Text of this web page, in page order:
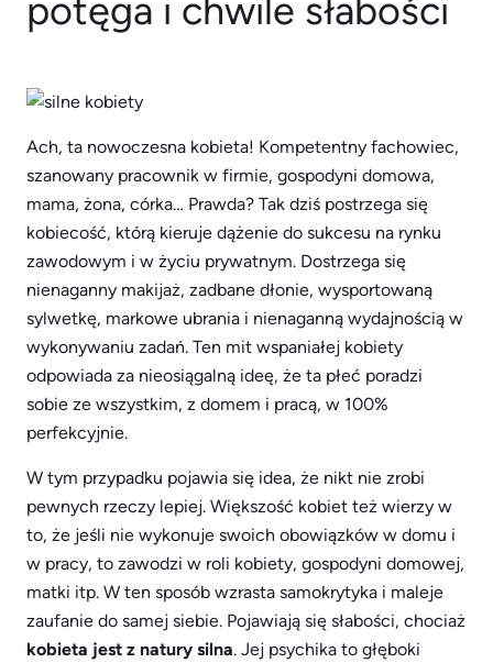
potęga i chwile słabości
Ach, ta nowoczesna kobieta! Kompetentny fachowiec,
szanowany pracownik w firmie, gospodyni domowa,
mama, żona, córka… Prawda? Tak dziś postrzega się
kobiecość, którą kieruje dążenie do sukcesu na rynku
zawodowym i w życiu prywatnym. Dostrzega się
nienaganny makijaż, zadbane dłonie, wysportowaną
sylwetkę, markowe ubrania i nienaganną wydajnością w
wykonywaniu zadań. Ten mit wspaniałej kobiety
odpowiada za nieosiągalną ideę, że ta płeć poradzi
sobie ze wszystkim, z domem i pracą, w 100%
perfekcyjnie.
W tym przypadku pojawia się idea, że ​​nikt nie zrobi
pewnych rzeczy lepiej. Większość kobiet też wierzy w
to, że jeśli nie wykonuje swoich obowiązków w domu i
w pracy, to zawodzi w roli kobiety, gospodyni domowej,
matki itp. W ten sposób wzrasta samokrytyka i maleje
zaufanie do samej siebie. Pojawiają się słabości, chociaż
kobieta jest z natury silna. Jej psychika to głęboki